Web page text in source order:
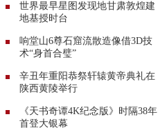
世界最早星图发现地甘肃敦煌建
地基授时台
响堂山6尊石窟流散造像借3D技
术“身首合璧”
辛丑年重阳恭祭轩辕黄帝典礼在
陕西黄陵举行
《天书奇谭4K纪念版》时隔38年
首登大银幕